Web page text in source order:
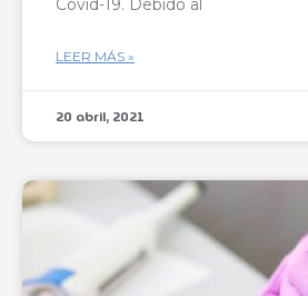
Covid-19. Debido al
LEER MÁS »
20 abril, 2021